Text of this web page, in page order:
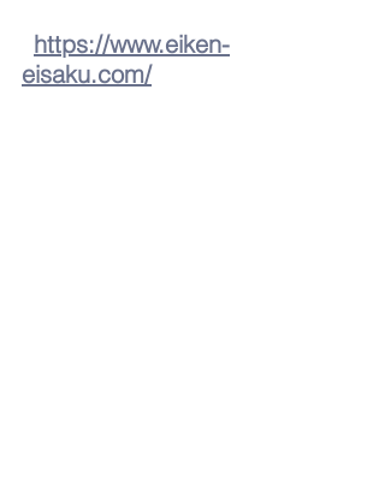
https://www.eiken-
eisaku.com/